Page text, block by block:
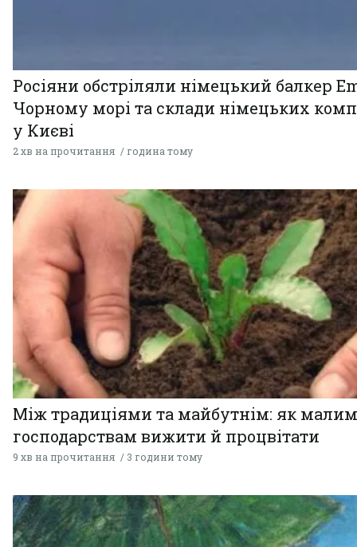
Росіяни обстріляли німецький балкер
Чорному морі та склади німецьких
у Києві
2 хв на прочитання година тому
Між традиціями та майбутнім: як малим
господарствам вижити й процвітати
9 хв на прочитання 3 години тому